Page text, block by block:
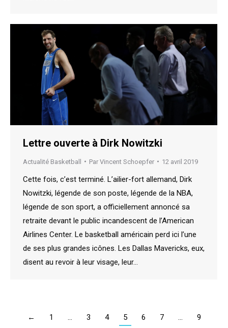
Lettre ouverte à Dirk Nowitzki
Actualité Basketball Par Vincent Schoepfer 12 avril 2019
Cette fois, c’est terminé. L’ailier-fort allemand, Dirk
Nowitzki, légende de son poste, légende de la NBA,
légende de son sport, a officiellement annoncé sa
retraite devant le public incandescent de l’American
Airlines Center. Le basketball américain perd ici l’une
de ses plus grandes icônes. Les Dallas Mavericks, eux,
disent au revoir à leur visage, leur…
← 1 … 3 4 5 6 7 …
9